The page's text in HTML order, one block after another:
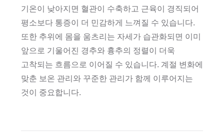
기온이 낮아지면 혈관이 수축하고 근육이 경직되어
평소보다 통증이 더 민감하게 느껴질 수 있습니다.
또한 추위에 몸을 움츠리는 자세가 습관화되면 이미
앞으로 기울어진 경추와 흉추의 정렬이 더욱
고착되는 흐름으로 이어질 수 있습니다. 계절 변화에
맞춘 보온 관리와 꾸준한 관리가 함께 이루어지는
것이 중요합니다.